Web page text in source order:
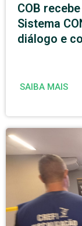
COB
Sistema
diálogo e
SAIBA MAIS